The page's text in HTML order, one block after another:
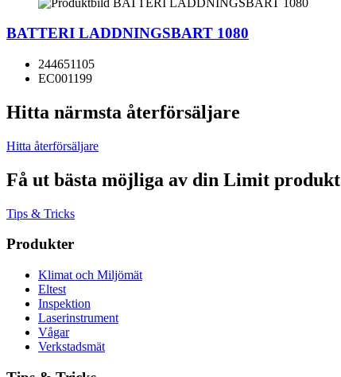
BATTERI LADDNINGSBART 1080
244651105
EC001199
Hitta närmsta återförsäljare
Hitta återförsäljare
Få ut bästa möjliga av din Limit produkt
Tips & Tricks
Produkter
Klimat och Miljömät
Eltest
Inspektion
Laserinstrument
Vågar
Verkstadsmät